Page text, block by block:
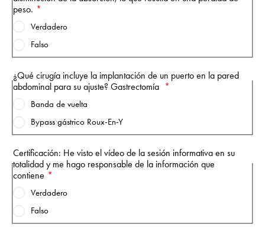
peso.
Verdadero
Falso
¿Qué cirugía incluye la implantación de un puerto en la pared
abdominal para su ajuste? Gastrectomía
Banda de vuelta
Bypass gástrico Roux-En-Y
Certificación: He visto el vídeo de la sesión informativa en su
totalidad y me hago responsable de la información que
contiene
Verdadero
Falso